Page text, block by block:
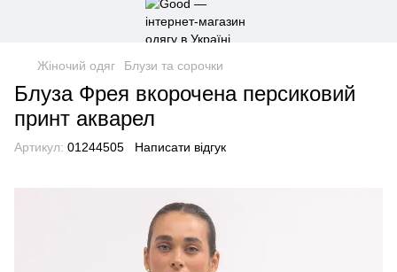
Жіночий одяг Блузи та сорочки
Блуза Фрея вкорочена персиковий
принт акварел
Артикул: 01244505 Написати відгук